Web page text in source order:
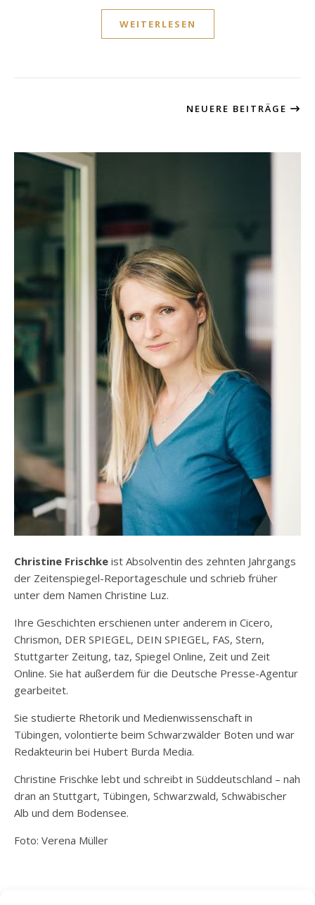
WEITERLESEN
NEUERE BEITRÄGE
Christine Frischke ist Absolventin des zehnten Jahrgangs
der Zeitenspiegel-Reportageschule und schrieb früher
unter dem Namen Christine Luz.
Ihre Geschichten erschienen unter anderem in Cicero,
Chrismon, DER SPIEGEL, DEIN SPIEGEL, FAS, Stern,
Stuttgarter Zeitung, taz, Spiegel Online, Zeit und Zeit
Online. Sie hat außerdem für die Deutsche Presse-Agentur
gearbeitet.
Sie studierte Rhetorik und Medienwissenschaft in
Tübingen, volontierte beim Schwarzwälder Boten und war
Redakteurin bei Hubert Burda Media.
Christine Frischke lebt und schreibt in Süddeutschland – nah
dran an Stuttgart, Tübingen, Schwarzwald, Schwäbischer
Alb und dem Bodensee.
Foto: Verena Müller